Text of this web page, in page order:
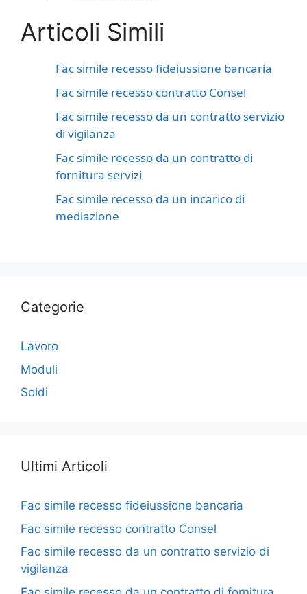
Articoli Simili
Fac simile recesso fideiussione bancaria​
Fac simile recesso contratto Consel​
Fac simile recesso da un contratto servizio
di vigilanza​
Fac simile recesso da un contratto di
fornitura servizi​
Fac simile recesso da un incarico di
mediazione​
Categorie
Lavoro
Moduli
Soldi
Ultimi Articoli
Fac simile recesso fideiussione bancaria​
Fac simile recesso contratto Consel​
Fac simile recesso da un contratto servizio di
vigilanza​